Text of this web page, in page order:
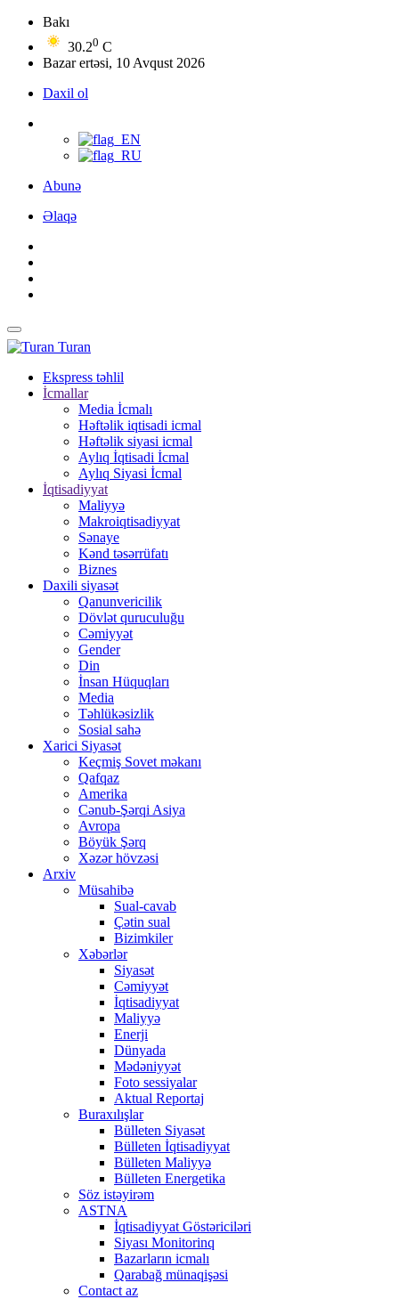
Bakı
30.20 C
Bazar ertəsi, 10 Avqust 2026
Daxil ol
Abunə
Əlaqə
Turan
Ekspress təhlil
İcmallar
Media İcmalı
Həftəlik iqtisadi icmal
Həftəlik siyasi icmal
Aylıq İqtisadi İcmal
Aylıq Siyasi İcmal
İqtisadiyyat
Maliyyə
Makroiqtisadiyyat
Sənaye
Kənd təsərrüfatı
Biznes
Daxili siyasət
Qanunvericilik
Dövlət quruculuğu
Cəmiyyət
Gender
Din
İnsan Hüquqları
Media
Təhlükəsizlik
Sosial sahə
Xarici Siyasət
Keçmiş Sovet məkanı
Qafqaz
Amerika
Cənub-Şərqi Asiya
Avropa
Böyük Şərq
Xəzər hövzəsi
Arxiv
Müsahibə
Sual-cavab
Çətin sual
Bizimkiler
Xəbərlər
Siyasət
Cəmiyyət
İqtisadiyyat
Maliyyə
Enerji
Dünyada
Mədəniyyət
Foto sessiyalar
Aktual Reportaj
Buraxılışlar
Bülleten Siyasət
Bülleten İqtisadiyyat
Bülleten Maliyyə
Bülleten Energetika
Söz istəyirəm
ASTNA
İqtisadiyyat Göstəriciləri
Siyası Monitorinq
Bazarların icmalı
Qarabağ münaqişəsi
Contact az